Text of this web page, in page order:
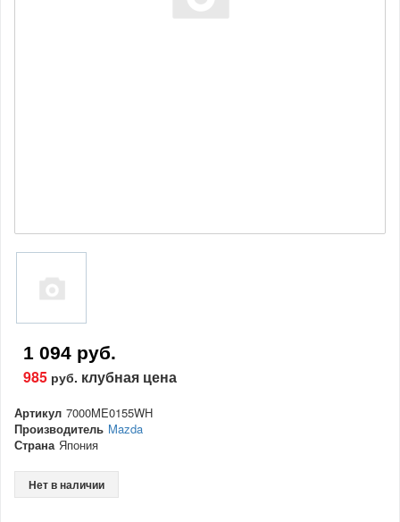
1 094 руб.
985 руб. клубная цена
Артикул 7000ME0155WH
Производитель Mazda
Страна Япония
Нет в наличии